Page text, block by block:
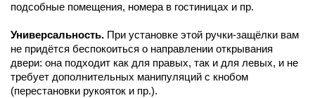
подсобные помещения, номера в гостиницах и пр.
Универсальность. При установке этой ручки-защёлки вам
не придётся беспокоиться о направлении открывания
двери: она подходит как для правых, так и для левых, и не
требует дополнительных манипуляций с кнобом
(перестановки рукояток и пр.).